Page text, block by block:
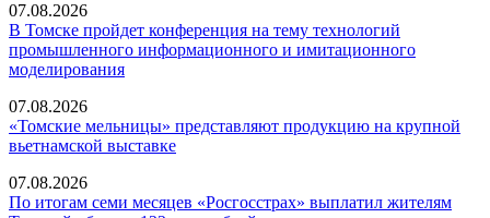
07.08.2026
В Томске пройдет конференция на тему технологий
промышленного информационного и имитационного
моделирования
07.08.2026
«Томские мельницы» представляют продукцию на крупной
вьетнамской выставке
07.08.2026
По итогам семи месяцев «Росгосстрах» выплатил жителям